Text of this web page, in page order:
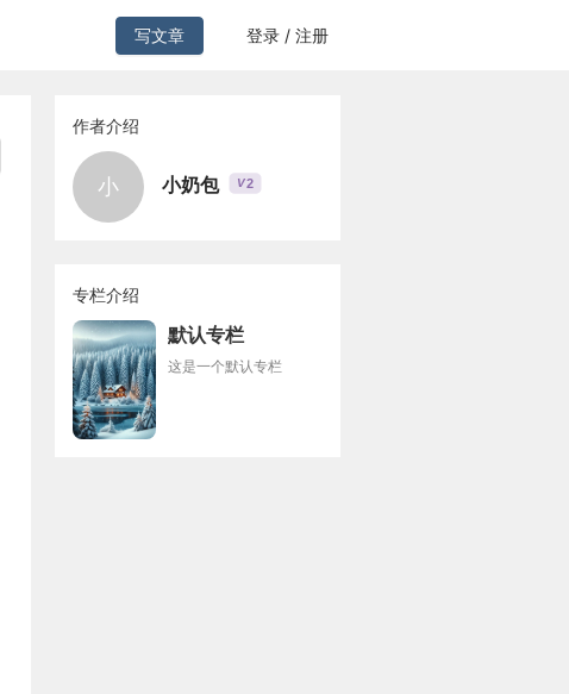
写文章 登录 / 注册
作者介绍
小 小奶包 V2
专栏介绍
默认专栏
这是一个默认专栏